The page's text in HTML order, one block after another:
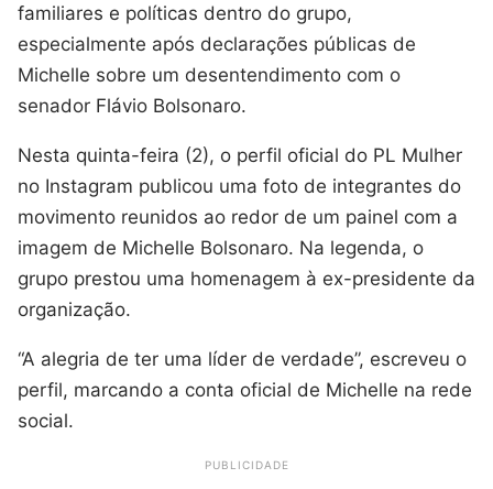
familiares e políticas dentro do grupo,
especialmente após declarações públicas de
Michelle sobre um desentendimento com o
senador Flávio Bolsonaro.
Nesta quinta-feira (2), o perfil oficial do PL Mulher
no Instagram publicou uma foto de integrantes do
movimento reunidos ao redor de um painel com a
imagem de Michelle Bolsonaro. Na legenda, o
grupo prestou uma homenagem à ex-presidente da
organização.
“A alegria de ter uma líder de verdade”, escreveu o
perfil, marcando a conta oficial de Michelle na rede
social.
PUBLICIDADE